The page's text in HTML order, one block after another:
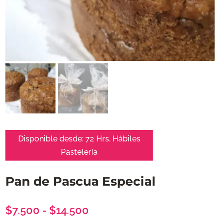
Disponible desde: 72 Hrs. Hábiles
Pastelería
Pan de Pascua Especial
$7.500 - $14.500